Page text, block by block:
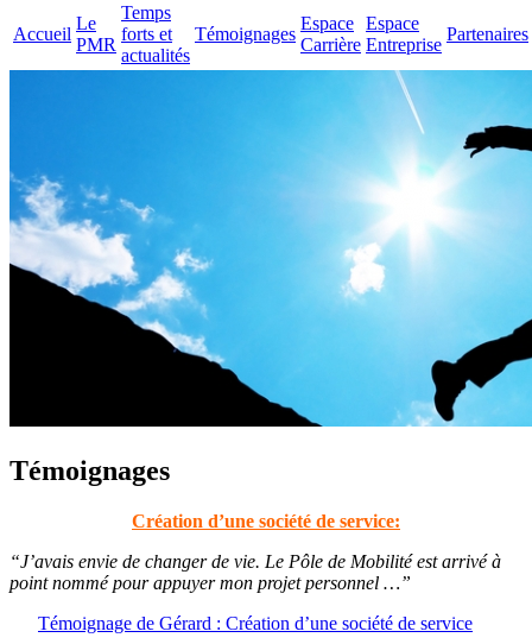
Accueil
Le
PMR
Temps
forts et
actualités
Témoignages
Espace
Carrière
Espace
Entreprise
Partenaires
Témoignages
Création d’une société de service:
“J’avais envie de changer de vie. Le Pôle de Mobilité est arrivé à
point nommé pour appuyer mon projet personnel …”
Témoignage de Gérard : Création d’une société de service